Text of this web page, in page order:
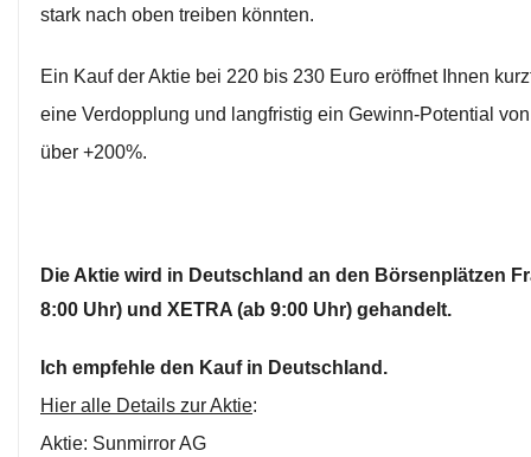
stark nach oben treiben könnten.
Ein Kauf der Aktie bei 220 bis 230 Euro eröffnet Ihnen
eine Verdopplung und langfristig ein Gewinn-Potential
über +200%.
Die Aktie wird in Deutschland an den Börsenplätzen
8:00 Uhr) und XETRA (ab 9:00 Uhr) gehandelt.
Ich empfehle den Kauf in Deutschland.
Hier alle Details zur Aktie:
Aktie: Sunmirror AG